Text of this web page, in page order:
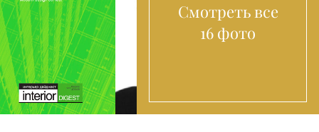
Смотреть все
16 фото